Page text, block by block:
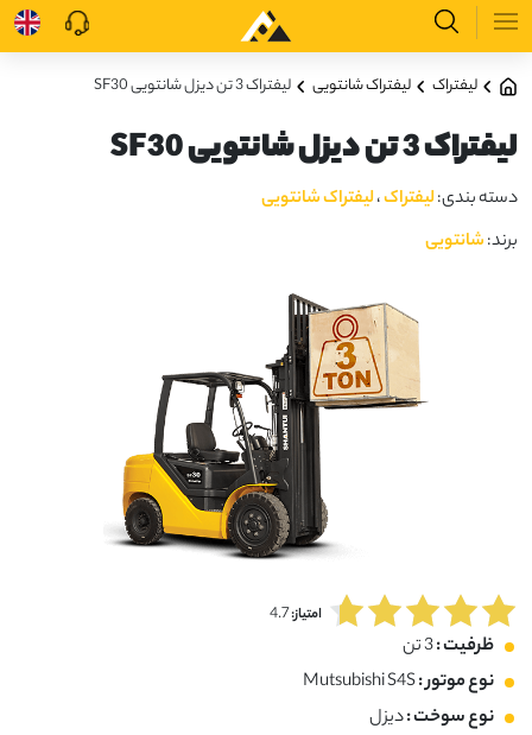
امتیاز:4.7
ظرفیت :3 تن
نوع موتور :Mutsubishi S4S
نوع سوخت :دیزل
لیفتراک لیفتراک شانتویی لیفتراک 3 تن دیزل شانتویی SF30
لیفتراک 3 تن دیزل شانتویی SF30
دسته بندی:لیفتراک،لیفتراک شانتویی
برند:شانتویی